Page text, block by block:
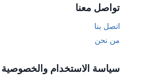
تواصل معنا
اتصل بنا
من نحن
سياسة الاستخدام والخصوصية